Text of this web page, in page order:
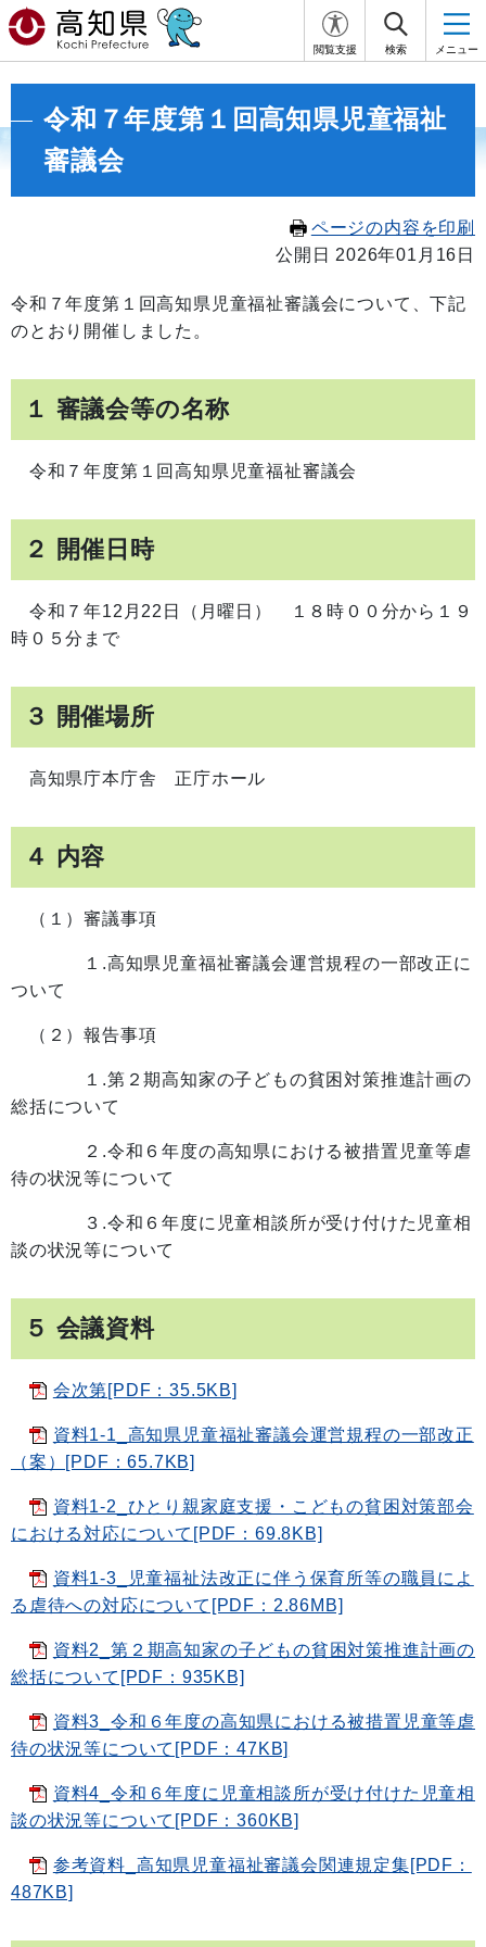
閲覧支援 検索 メニュー
令和７年度第１回高知県児童福祉
審議会
ページの内容を印刷
公開日 2026年01月16日
令和７年度第１回高知県児童福祉審議会について、下記
のとおり開催しました。
１ 審議会等の名称
令和７年度第１回高知県児童福祉審議会
２ 開催日時
令和７年12月22日（月曜日） １８時００分から１９
時０５分まで
３ 開催場所
高知県庁本庁舎 正庁ホール
４ 内容
（１）審議事項
１.高知県児童福祉審議会運営規程の一部改正に
ついて
（２）報告事項
１.第２期高知家の子どもの貧困対策推進計画の
総括について
２.令和６年度の高知県における被措置児童等虐
待の状況等について
３.令和６年度に児童相談所が受け付けた児童相
談の状況等について
５ 会議資料
会次第[PDF：35.5KB]
資料1-1_高知県児童福祉審議会運営規程の一部改正
（案）[PDF：65.7KB]
資料1-2_ひとり親家庭支援・こどもの貧困対策部会
における対応について[PDF：69.8KB]
資料1-3_児童福祉法改正に伴う保育所等の職員によ
る虐待への対応について[PDF：2.86MB]
資料2_第２期高知家の子どもの貧困対策推進計画の
総括について[PDF：935KB]
資料3_令和６年度の高知県における被措置児童等虐
待の状況等について[PDF：47KB]
資料4_令和６年度に児童相談所が受け付けた児童相
談の状況等について[PDF：360KB]
参考資料_高知県児童福祉審議会関連規定集[PDF：
487KB]